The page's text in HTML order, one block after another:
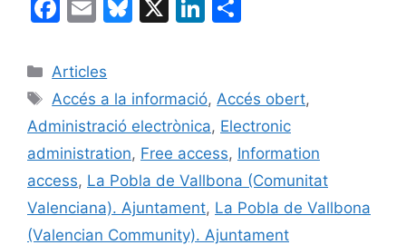
F
c
e
b
o
o
k
E
ai
l
Bl
s
k
y
X
Li
e
dI
n
p
ar
te
ix
Categories
Articles
Etiquetes
Accés a la informació, Accés obert,
Administració electrònica, Electronic
administration, Free access, Information
access, La Pobla de Vallbona (Comunitat
Valenciana). Ajuntament, La Pobla de Vallbona
(Valencian Community). Ajuntament